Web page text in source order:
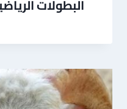
البطولات